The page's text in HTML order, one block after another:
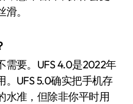
。
需要。UFS 4.0是2022年
UFS 5.0确实把手机存
水准，但除非你平时用